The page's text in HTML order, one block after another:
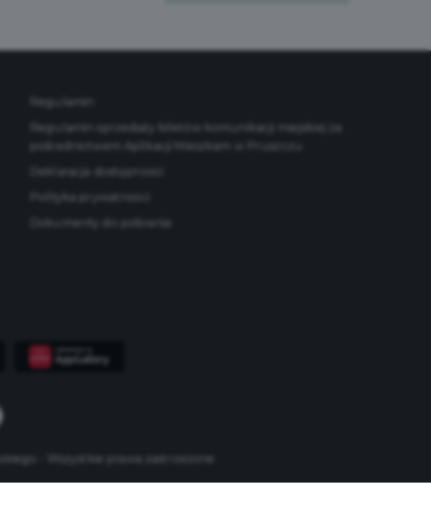
Regulamin
Regulamin sprzedaży biletów komunikacji miejskiej za
pośrednictwem Aplikacji Mieszkam w Pruszczu
Deklaracja dostępności
Polityka prywatności
Dokumenty do pobrania
- Wszystkie prawa zastrzeżone